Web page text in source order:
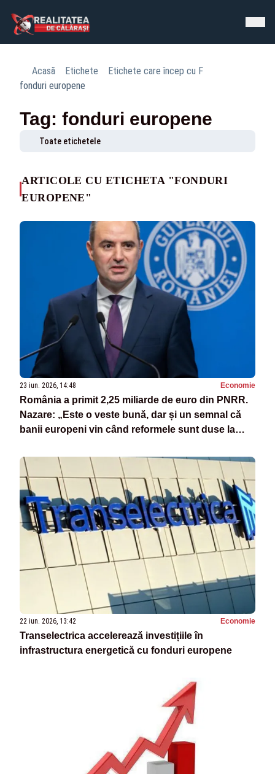
Acasă Etichete
Etichete care încep cu F
fonduri europene
Tag: fonduri europene
Toate etichetele
ARTICOLE CU ETICHETA "FONDURI
EUROPENE"
23 iun. 2026, 14:48 Economie
România a primit 2,25 miliarde de euro din PNRR.
Nazare: „Este o veste bună, dar și un semnal că
banii europeni vin când reformele sunt duse la
22 iun. 2026, 13:42 Economie
Transelectrica accelerează investițiile în
infrastructura energetică cu fonduri europene